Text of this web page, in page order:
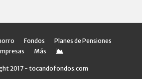
Fondos
Planes de Pensiones
Más
2017 - tocandofondos.com